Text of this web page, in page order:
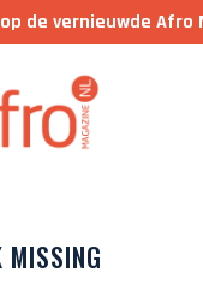
de vernieuwde Afro
MISSING